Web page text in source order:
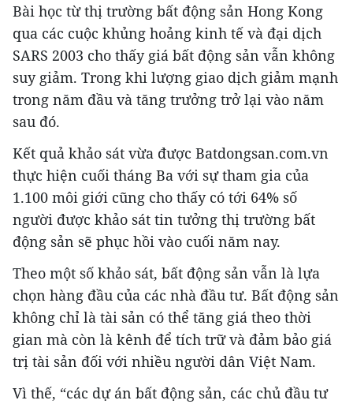
Bài học từ thị trường bất động sản Hong Kong
qua các cuộc khủng hoảng kinh tế và đại dịch
SARS 2003 cho thấy giá bất động sản vẫn không
suy giảm. Trong khi lượng giao dịch giảm mạnh
trong năm đầu và tăng trưởng trở lại vào năm
sau đó.
Kết quả khảo sát vừa được Batdongsan.com.vn
thực hiện cuối tháng Ba với sự tham gia của
1.100 môi giới cũng cho thấy có tới 64% số
người được khảo sát tin tưởng thị trường bất
động sản sẽ phục hồi vào cuối năm nay.
Theo một số khảo sát, bất động sản vẫn là lựa
chọn hàng đầu của các nhà đầu tư. Bất động sản
không chỉ là tài sản có thể tăng giá theo thời
gian mà còn là kênh để tích trữ và đảm bảo giá
trị tài sản đối với nhiều người dân Việt Nam.
Vì thế, “các dự án bất động sản, các chủ đầu tư